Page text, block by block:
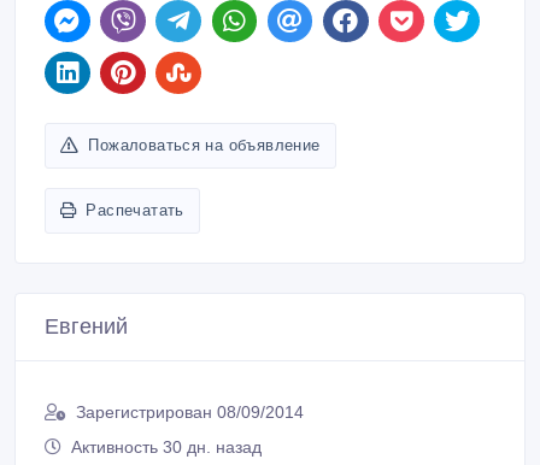
Пожаловаться на объявление
Распечатать
Евгений
Зарегистрирован 08/09/2014
Активность 30 дн. назад